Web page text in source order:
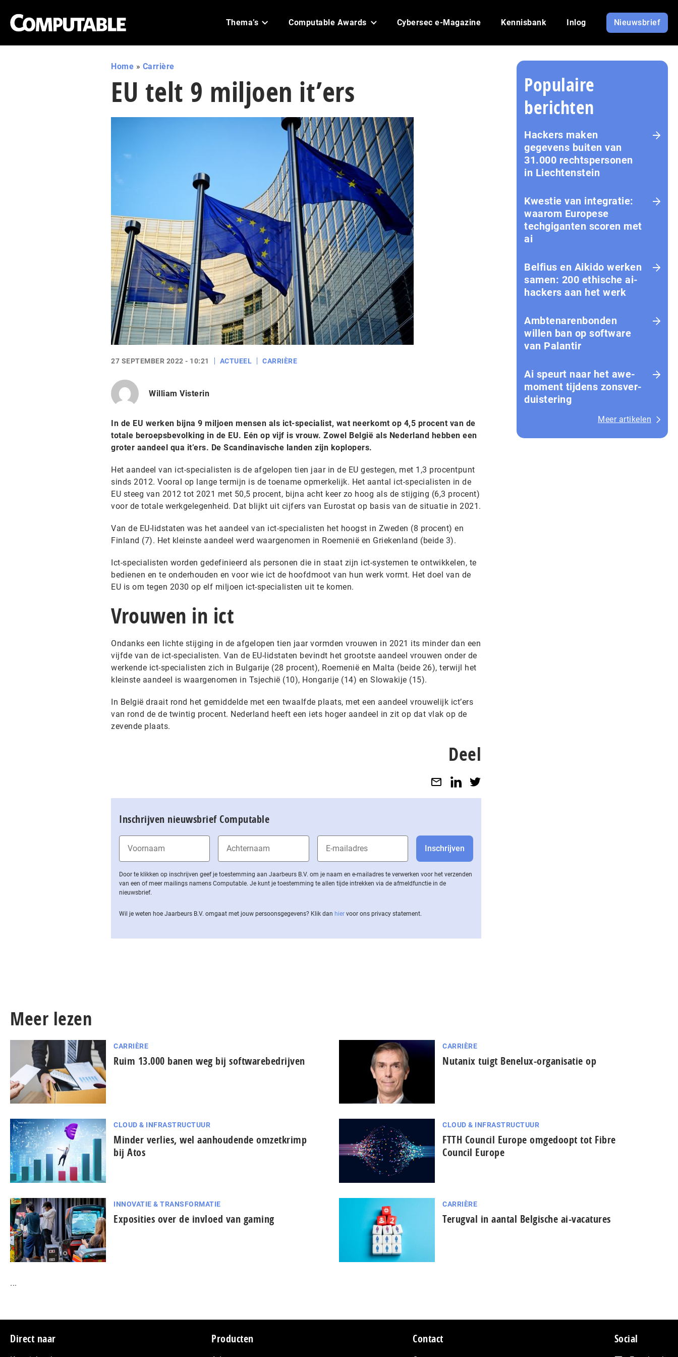
Thema’s Computable Awards Cybersec e-Magazine Kennisbank Inlog Nieuwsbrief
Home » Carrière
EU telt 9 miljoen it’ers
27 SEPTEMBER 2022 - 10:21 ACTUEEL CARRIÈRE
William Visterin
In de EU werken bijna 9 miljoen mensen als ict-specialist, wat neerkomt op 4,5 procent van de
totale beroepsbevolking in de EU. Eén op vijf is vrouw. Zowel België als Nederland hebben een
groter aandeel qua it’ers. De Scandinavische landen zijn koplopers.
Het aandeel van ict-specialisten is de afgelopen tien jaar in de EU gestegen, met 1,3 procentpunt
sinds 2012. Vooral op lange termijn is de toename opmerkelijk. Het aantal ict-specialisten in de
EU steeg van 2012 tot 2021 met 50,5 procent, bijna acht keer zo hoog als de stijging (6,3 procent)
voor de totale werkgelegenheid. Dat blijkt uit cijfers van Eurostat op basis van de situatie in 2021.
Van de EU-lidstaten was het aandeel van ict-specialisten het hoogst in Zweden (8 procent) en
Finland (7). Het kleinste aandeel werd waargenomen in Roemenië en Griekenland (beide 3).
Ict-specialisten worden gedefinieerd als personen die in staat zijn ict-systemen te ontwikkelen, te
bedienen en te onderhouden en voor wie ict de hoofdmoot van hun werk vormt. Het doel van de
EU is om tegen 2030 op elf miljoen ict-specialisten uit te komen.
Vrouwen in ict
Ondanks een lichte stijging in de afgelopen tien jaar vormden vrouwen in 2021 its minder dan een
vijfde van de ict-specialisten. Van de EU-lidstaten bevindt het grootste aandeel vrouwen onder de
werkende ict-specialisten zich in Bulgarije (28 procent), Roemenië en Malta (beide 26), terwijl het
kleinste aandeel is waargenomen in Tsjechië (10), Hongarije (14) en Slowakije (15).
In België draait rond het gemiddelde met een twaalfde plaats, met een aandeel vrouwelijk ict’ers
van rond de de twintig procent. Nederland heeft een iets hoger aandeel in zit op dat vlak op de
zevende plaats.
Deel
Inschrijven nieuwsbrief Computable
Door te klikken op inschrijven geef je toestemming aan Jaarbeurs B.V. om je naam en e-mailadres te verwerken voor het verzenden
van een of meer mailings namens Computable. Je kunt je toestemming te allen tijde intrekken via de af­meld­func­tie in de
nieuwsbrief.
Wil je weten hoe Jaarbeurs B.V. omgaat met jouw per­soons­ge­ge­vens? Klik dan hier voor ons privacy statement.
Populaire
berichten
Hackers maken
gegevens buiten van
31.000 rechtspersonen
in Liechtenstein
Kwestie van integratie:
waarom Europese
techgiganten scoren met
ai
Belfius en Aikido werken
samen: 200 ethische ai-
hackers aan het werk
Amb­te­na­ren­bon­den
willen ban op software
van Palantir
Ai speurt naar het awe-
moment tijdens zons­ver­
duis­te­ring
Meer artikelen
Meer lezen
CARRIÈRE
Ruim 13.000 banen weg bij softwarebedrijven
CARRIÈRE
Nutanix tuigt Benelux-organisatie op
CLOUD & INFRASTRUCTUUR
Minder verlies, wel aanhoudende omzetkrimp
bij Atos
CLOUD & INFRASTRUCTUUR
FTTH Council Europe omgedoopt tot Fibre
Council Europe
INNOVATIE & TRANSFORMATIE
Exposities over de invloed van gaming
CARRIÈRE
Terugval in aantal Belgische ai-vacatures
...
Footer
Direct naar Producten Contact Social